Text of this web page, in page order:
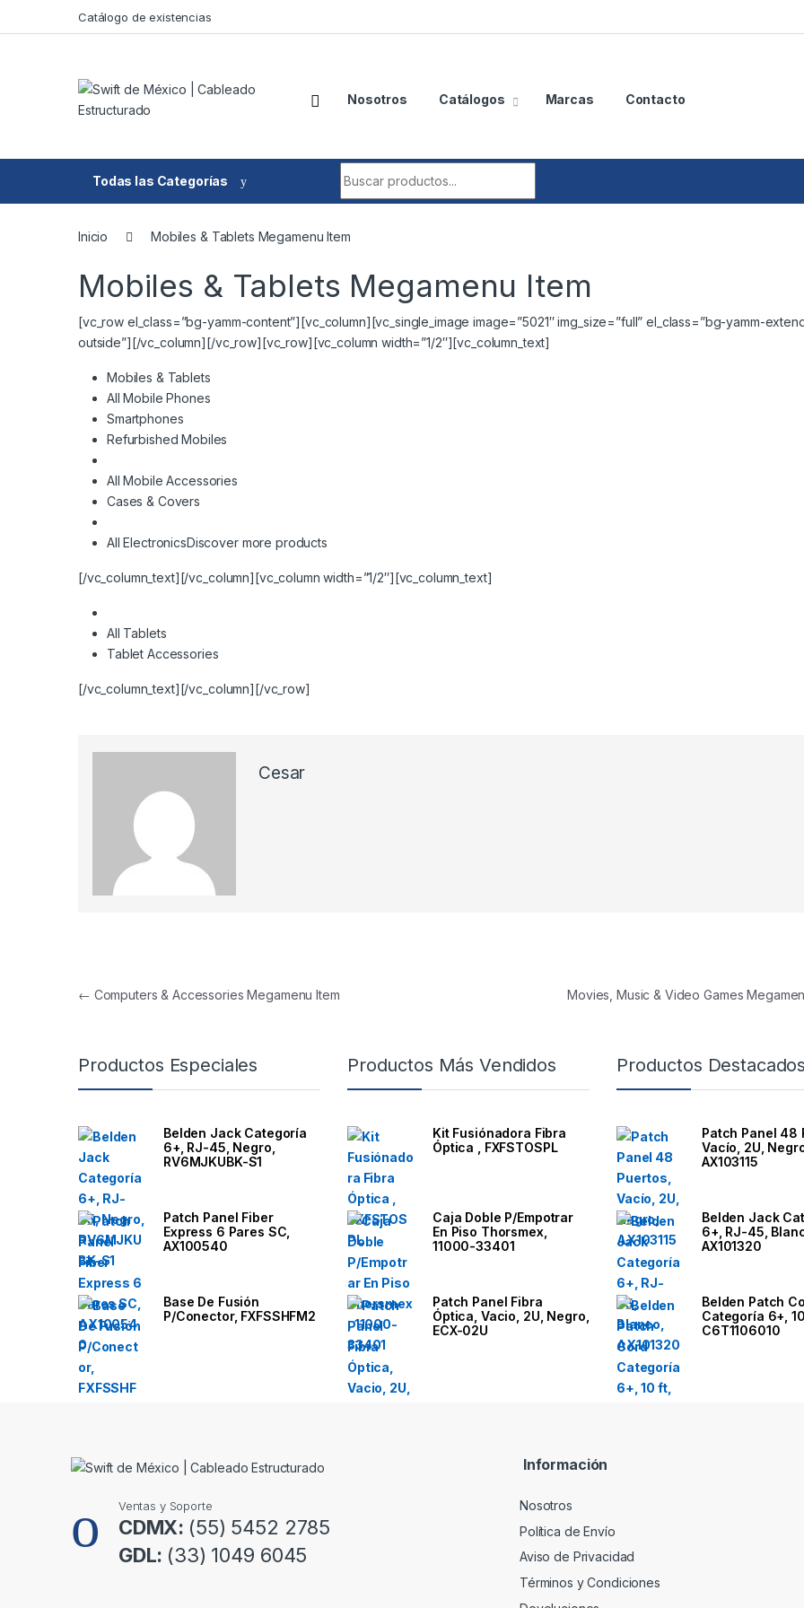
Skip to navigationCatálogo de existencias
Nosotros Catálogos Marcas Contacto
Todas las Categorías
Inicio Mobiles & Tablets Megamenu Item
Mobiles & Tablets Megamenu Item
[vc_row el_class=”bg-yamm-content”][vc_column][vc_single_image image=”5021″ img_size=”full” el_class=”bg-yamm-
outside”][/vc_column][/vc_row][vc_row][vc_column width=”1/2″][vc_column_text]
Mobiles & Tablets
All Mobile Phones
Smartphones
Refurbished Mobiles
All Mobile Accessories
Cases & Covers
All ElectronicsDiscover more products
[/vc_column_text][/vc_column][vc_column width=”1/2″][vc_column_text]
All Tablets
Tablet Accessories
[/vc_column_text][/vc_column][/vc_row]
Cesar
Navegación de entradas
← Computers & Accessories Megamenu Item Movies, Music & Video Games
Productos Especiales
Belden Jack Categoría
6+, RJ-45, Negro,
RV6MJKUBK-S1
Patch Panel Fiber
Express 6 Pares SC,
AX100540
Base De Fusión
P/Conector, FXFSSHFM2
Productos Más Vendidos
Kit Fusiónadora Fibra
Óptica , FXFSTOSPL
Caja Doble P/Empotrar
En Piso Thorsmex,
11000-33401
Patch Panel Fibra
Óptica, Vacio, 2U, Negro,
ECX-02U
Productos Destacados
Patch Panel 48
Vacío, 2U,
AX103115
Belden Jack
6+, RJ-45,
AX101320
Belden Patch
Categoría 6+,
C6T1106010
Ventas y Soporte
CDMX: (55) 5452 2785
GDL: (33) 1049 6045
Información
Nosotros
Política de Envío
Aviso de Privacidad
Términos y Condiciones